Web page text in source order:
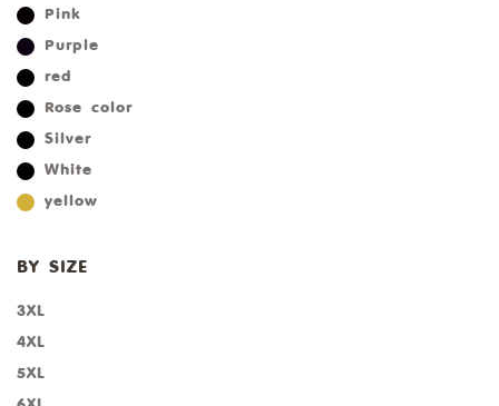
Pink
Purple
red
Rose color
Silver
White
yellow
BY SIZE
3XL
4XL
5XL